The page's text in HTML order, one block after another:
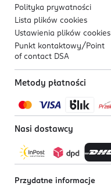
Polityka prywatności
Lista plików cookies
Ustawienia plików cookies
Punkt kontaktowy/ Point
of contact DSA
Metody płatności
Nasi dostawcy
Przydatne informacje